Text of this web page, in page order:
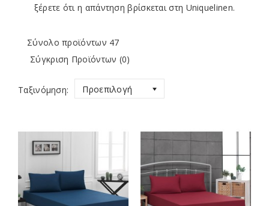
ξέρετε ότι η απάντηση βρίσκεται στη Uniquelinen.
Σύνολο προϊόντων 47
Σύγκριση Προϊόντων (0)
Ταξινόμηση: Προεπιλογή